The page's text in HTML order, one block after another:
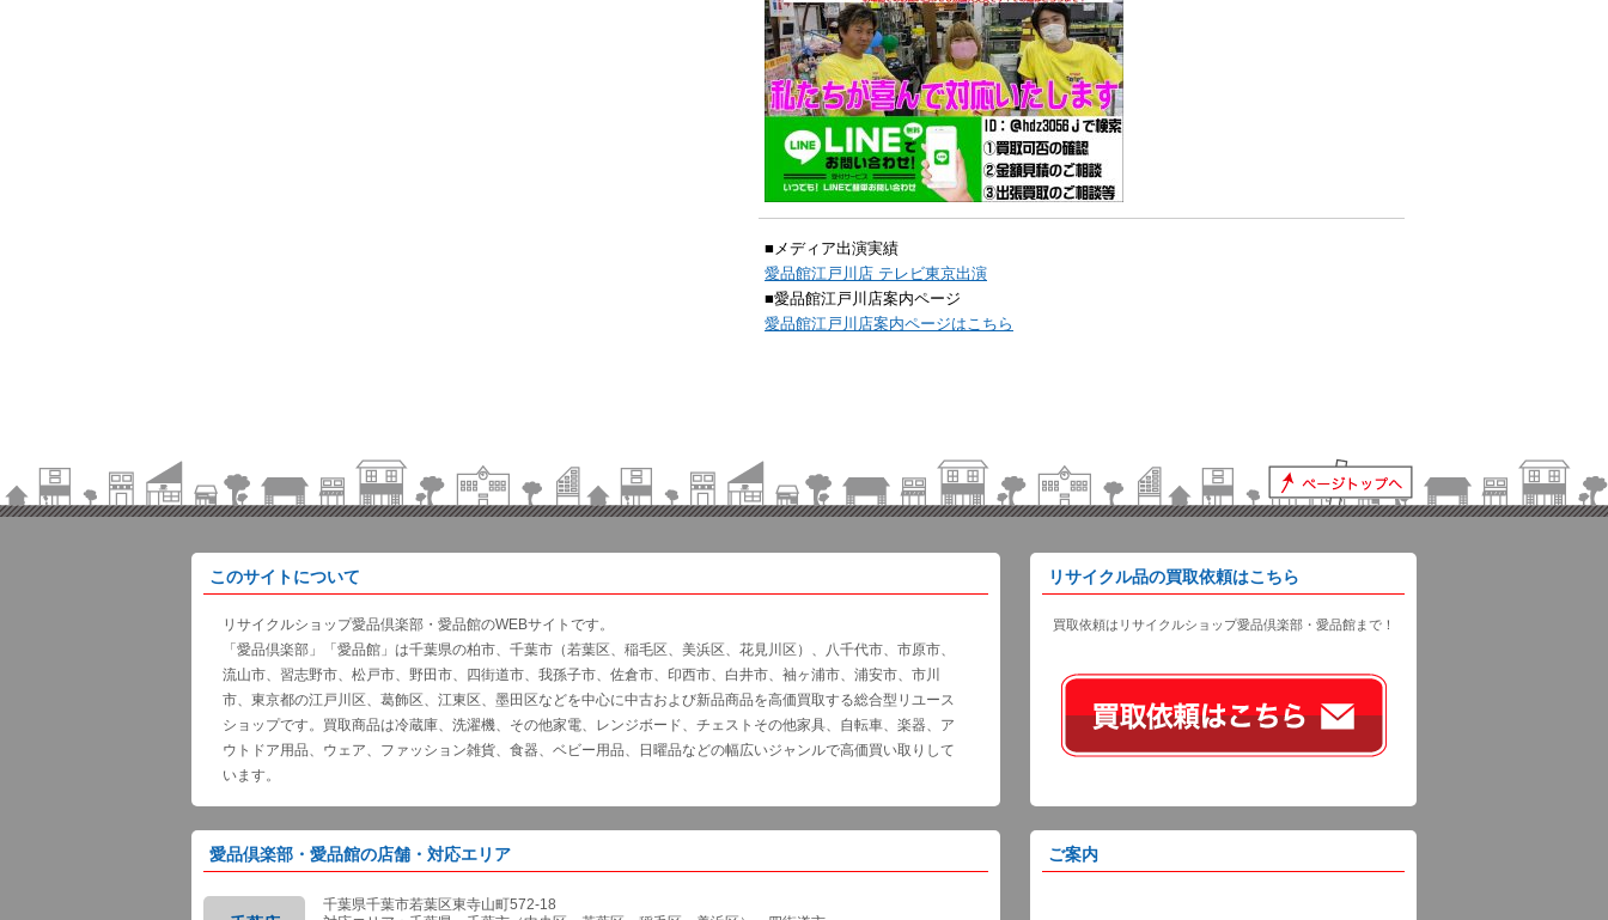
■メディア出演実績
愛品館江戸川店 テレビ東京出演
■愛品館江戸川店案内ページ
愛品館江戸川店案内ページはこちら
このサイトについて
リサイクルショップ愛品倶楽部・愛品館のWEBサイトです。
「愛品倶楽部」「愛品館」は千葉県の柏市、千葉市（若葉区、稲毛区、美浜区、花見川区）、八千代市、市原市、
流山市、習志野市、松戸市、野田市、四街道市、我孫子市、佐倉市、印西市、白井市、袖ヶ浦市、浦安市、市川
市、東京都の江戸川区、葛飾区、江東区、墨田区などを中心に中古および新品商品を高価買取する総合型リユース
ショップです。買取商品は冷蔵庫、洗濯機、その他家電、レンジボード、チェストその他家具、自転車、楽器、ア
ウトドア用品、ウェア、ファッション雑貨、食器、ベビー用品、日曜品などの幅広いジャンルで高価買い取りして
います。
リサイクル品の買取依頼はこちら
買取依頼はリサイクルショップ愛品倶楽部・愛品館まで！
愛品倶楽部・愛品館の店舗・対応エリア
千葉県千葉市若葉区東寺山町572-18
ご案内